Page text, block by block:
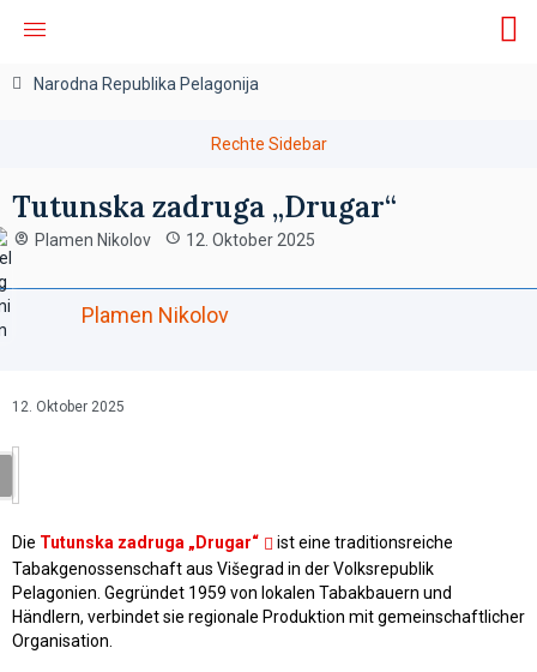
Narodna Republika Pelagonija
Tutunska zadruga „Drugar“
Plamen Nikolov 12. Oktober 2025
Plamen Nikolov
12. Oktober 2025
Die Tutunska zadruga „Drugar“
ist eine traditionsreiche
Tabakgenossenschaft aus Višegrad in der Volksrepublik
Pelagonien. Gegründet 1959 von lokalen Tabakbauern und
Händlern, verbindet sie regionale Produktion mit gemeinschaftlicher
Organisation.